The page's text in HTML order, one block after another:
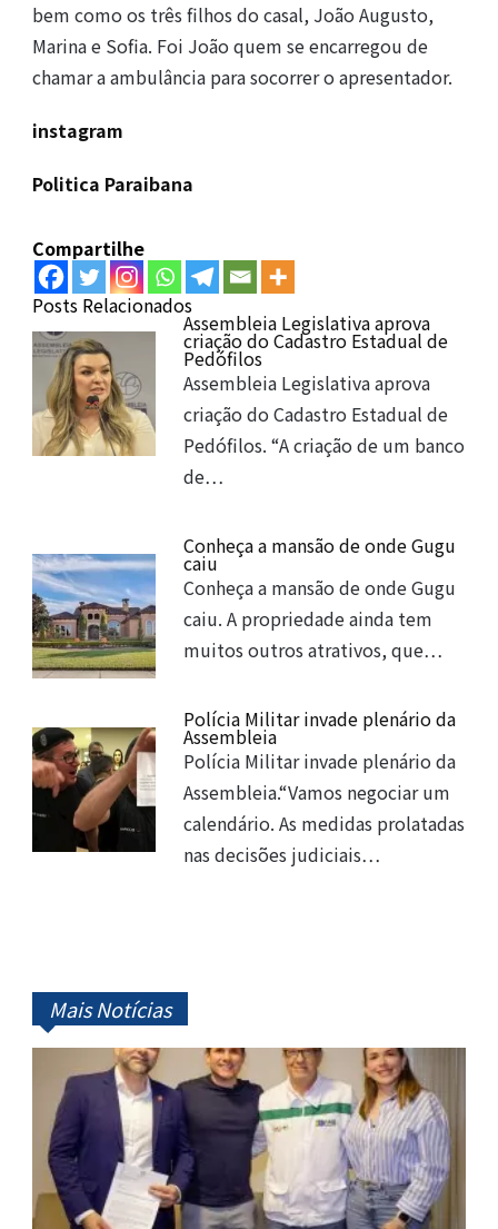
bem como os três filhos do casal, João Augusto,
Marina e Sofia. Foi João quem se encarregou de
chamar a ambulância para socorrer o apresentador.
instagram
Politica Paraibana
Compartilhe
Posts Relacionados
Assembleia Legislativa aprova
criação do Cadastro Estadual de
Pedófilos
Assembleia Legislativa aprova
criação do Cadastro Estadual de
Pedófilos. “A criação de um banco
de…
Conheça a mansão de onde Gugu
caiu
Conheça a mansão de onde Gugu
caiu. A propriedade ainda tem
muitos outros atrativos, que…
Polícia Militar invade plenário da
Assembleia
Polícia Militar invade plenário da
Assembleia.“Vamos negociar um
calendário. As medidas prolatadas
nas decisões judiciais…
Mais Notícias